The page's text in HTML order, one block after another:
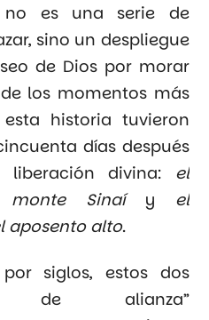
no es una serie de
sino un despliegue
de Dios por morar
los momentos más
historia tuvieron
días después
divina: el
Sinaí y el
aposento alto.
siglos, estos dos
de alianza”